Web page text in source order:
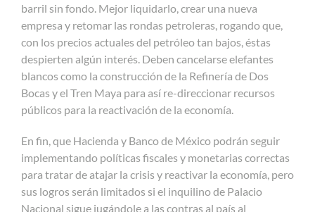
barril sin fondo. Mejor liquidarlo, crear una nueva
empresa y retomar las rondas petroleras, rogando que,
con los precios actuales del petróleo tan bajos, éstas
despierten algún interés. Deben cancelarse elefantes
blancos como la construcción de la Refinería de Dos
Bocas y el Tren Maya para así re-direccionar recursos
públicos para la reactivación de la economía.
En fin, que Hacienda y Banco de México podrán seguir
implementando políticas fiscales y monetarias correctas
para tratar de atajar la crisis y reactivar la economía, pero
sus logros serán limitados si el inquilino de Palacio
Nacional sigue jugándole a las contras al país al